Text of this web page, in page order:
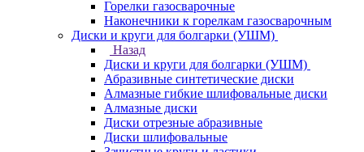
Горелки газосварочные
Наконечники к горелкам газосварочным
Диски и круги для болгарки (УШМ)
Назад
Диски и круги для болгарки (УШМ)
Абразивные синтетические диски
Алмазные гибкие шлифовальные диски
Алмазные диски
Диски отрезные абразивные
Диски шлифовальные